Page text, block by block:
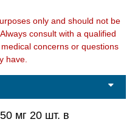
only and should not be
consult with a qualified
concerns or questions
have.
мг 20 шт. в